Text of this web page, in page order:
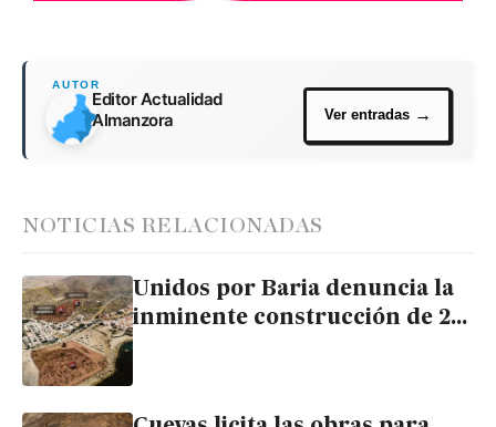
Editor Actualidad
Almanzora
NOTICIAS RELACIONADAS
Unidos por Baria denuncia la
inminente construcción de 24